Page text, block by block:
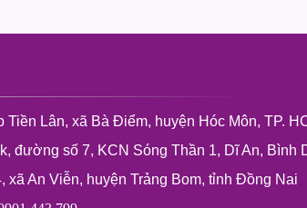
Tiền Lân, xã Bà Điểm, huyện Hóc Môn, TP.
đường số 7, KCN Sóng Thần 1, Dĩ An, Bình
xã An Viễn, huyện Trảng Bom, tỉnh Đồng Nai